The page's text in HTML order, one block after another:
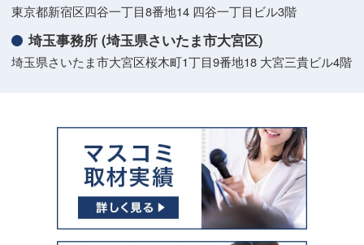
東京都新宿区四谷一丁目8番地14 四谷一丁目ビル3階
埼玉事務所 (埼玉県さいたま市大宮区)
埼玉県さいたま市大宮区桜木町1丁目9番地18 大宮三貴ビル4階